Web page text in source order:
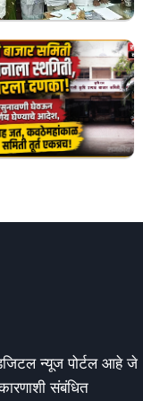
न्यूज पोर्टल आहे जे
संबंधित